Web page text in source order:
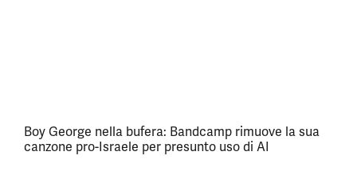
Boy George nella bufera: Bandcamp rimuove la sua
canzone pro-Israele per presunto uso di AI